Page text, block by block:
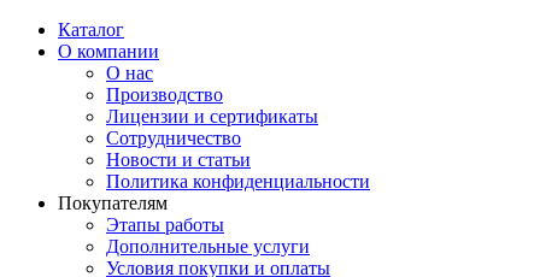
Каталог
О компании
О нас
Производство
Лицензии и сертификаты
Сотрудничество
Новости и статьи
Политика конфиденциальности
Покупателям
Этапы работы
Дополнительные услуги
Условия покупки и оплаты